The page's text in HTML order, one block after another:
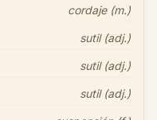
cordaje (m.)
sutil (adj.)
sutil (adj.)
sutil (adj.)